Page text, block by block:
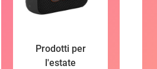
Prodotti per
l'estate